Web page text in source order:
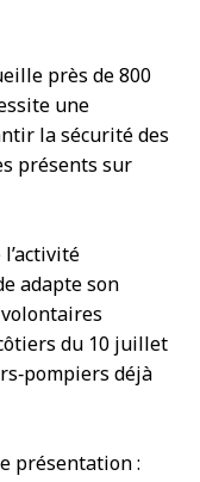
près de 800
une
la sécurité des
présents sur
adapte son
du 10 juillet
déjà
présentation :